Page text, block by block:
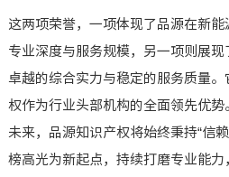
这两项荣誉，一项体现了品源在新
专业深度与服务规模，另一项则展
卓越的综合实力与稳定的服务质量
权作为行业头部机构的全面领先优势
未来，品源知识产权将始终秉持“信
榜高光为新起点，持续打磨专业能